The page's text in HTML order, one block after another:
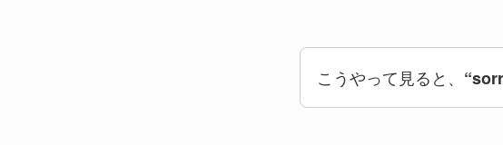
こうやって見ると、